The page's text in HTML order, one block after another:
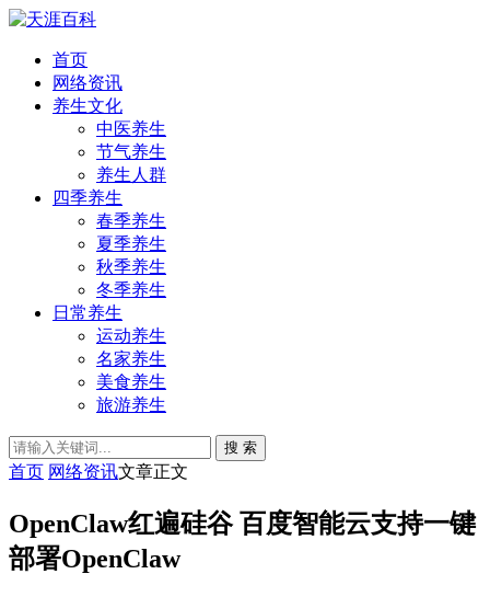
首页
网络资讯
养生文化
中医养生
节气养生
养生人群
四季养生
春季养生
夏季养生
秋季养生
冬季养生
日常养生
运动养生
名家养生
美食养生
旅游养生
搜 索
首页 网络资讯文章正文
OpenClaw红遍硅谷 百度智能云支持一键
部署OpenClaw